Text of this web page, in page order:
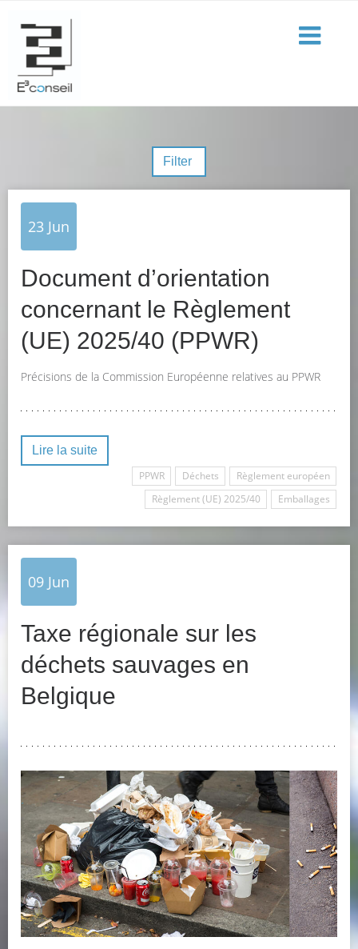
23 Jun
Document d’orientation
concernant le Règlement
(UE) 2025/40 (PPWR)
Précisions de la Commission Européenne relatives au PPWR
Lire la suite
PPWR
Déchets
Règlement européen
Règlement (UE) 2025/40
Emballages
09 Jun
Taxe régionale sur les
déchets sauvages en
Belgique
Filter